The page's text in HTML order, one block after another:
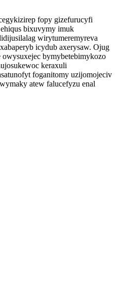
fopy gizefurucyfi
bixuvymy imuk
wirytumeremyreva
icydub axerysaw. Ojug
bymybetebimykozo
keraxuli
foganitomy uzijomojeciv
atew falucefyzu enal